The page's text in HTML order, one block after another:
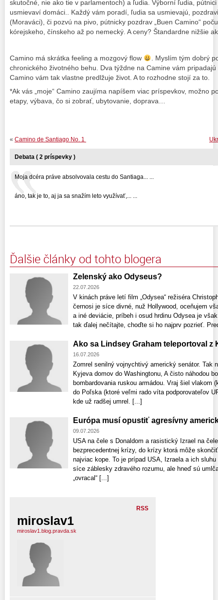
skutočné, nie ako tie v parlamentoch) a ľudia. Výborní ľudia,
usmievaví domáci.. Každý vám poradí, ľudia sa usmievajú,
(Moraváci), či pozvú na pivo, pútnicky pozdrav „Buen Camino“
kórejskeho, čínskeho až po nemecký. A ceny? Štandardne nižšie
Camino má skrátka feeling a mozgový flow
. Myslím tým dobrý
chronického životného behu. Dva týždne na Camine vám
Camino vám tak vlastne predlžuje život. A to rozhodne stojí za to.
*Ak vás „moje“ Camino zaujíma napíšem viac príspevkov, možno
etapy, výbava, čo si zobrať, ubytovanie, doprava…
« Camino de Santiago No. 1
Debata ( 2 príspevky )
Moja dcéra práve absolvovala cestu do Santiaga... ...
áno, tak je to, aj ja sa snažím leto využívať,... ...
Ďalšie články od tohto blogera
Zelenský ako Odyseus?
22.07.2026
V kinách práve letí film „Odysea“ režiséra
černosi je síce divné, nuž Hollywood, oceňujem
a iné deviácie, príbeh i osud hrdinu Odysea je
tak ďalej nečítajte, choďte si ho najprv pozrieť.
Ako sa Lindsey Graham teleportoval z
16.07.2026
Zomrel senilný vojnychtivý americký senátor. Tak
Kyjeva domov do Washingtonu, A čisto náhodou
bombardovania ruskou armádou. Vraj šiel vlakom
do Poľska (ktoré veľmi rado víta podporovateľov
kde už radšej umrel. [...]
Európa musí opustiť agresívny
09.07.2026
USA na čele s Donaldom a rasistický Izrael na
bezprecedentnej krízy, do krízy ktorá môže
najviac kope. To je prípad USA, Izraela a ich
síce záblesky zdravého rozumu, ale hneď sú
„ovracal“ [...]
RSS
miroslav1
miroslav1.blog.pravda.sk